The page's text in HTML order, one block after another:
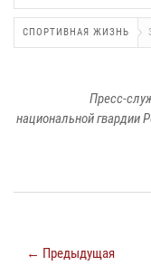
СПОРТИВНАЯ ЖИЗНЬ
Пресс-
национальной гвардии
← Предыдущая